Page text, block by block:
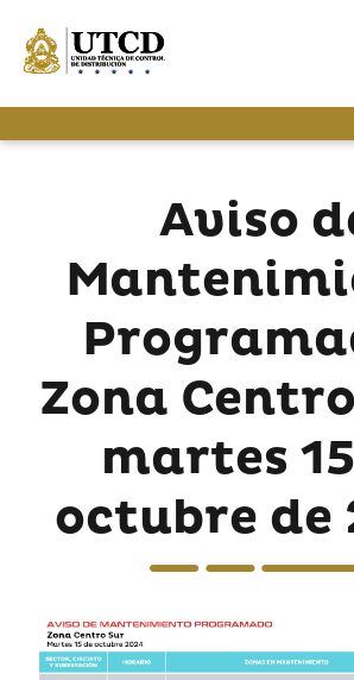
Aviso
Zona
martes
octubre de